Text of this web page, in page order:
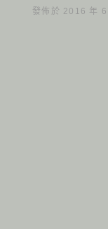
發佈於 2016 年